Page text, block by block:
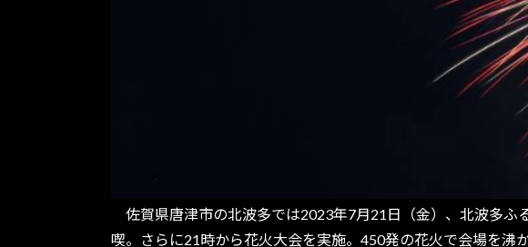
佐賀県唐津市の北波多では2023年7月21日（金）、北波多ふ
喫。さらに21時から花火大会を実施。450発の花火で会場を沸か